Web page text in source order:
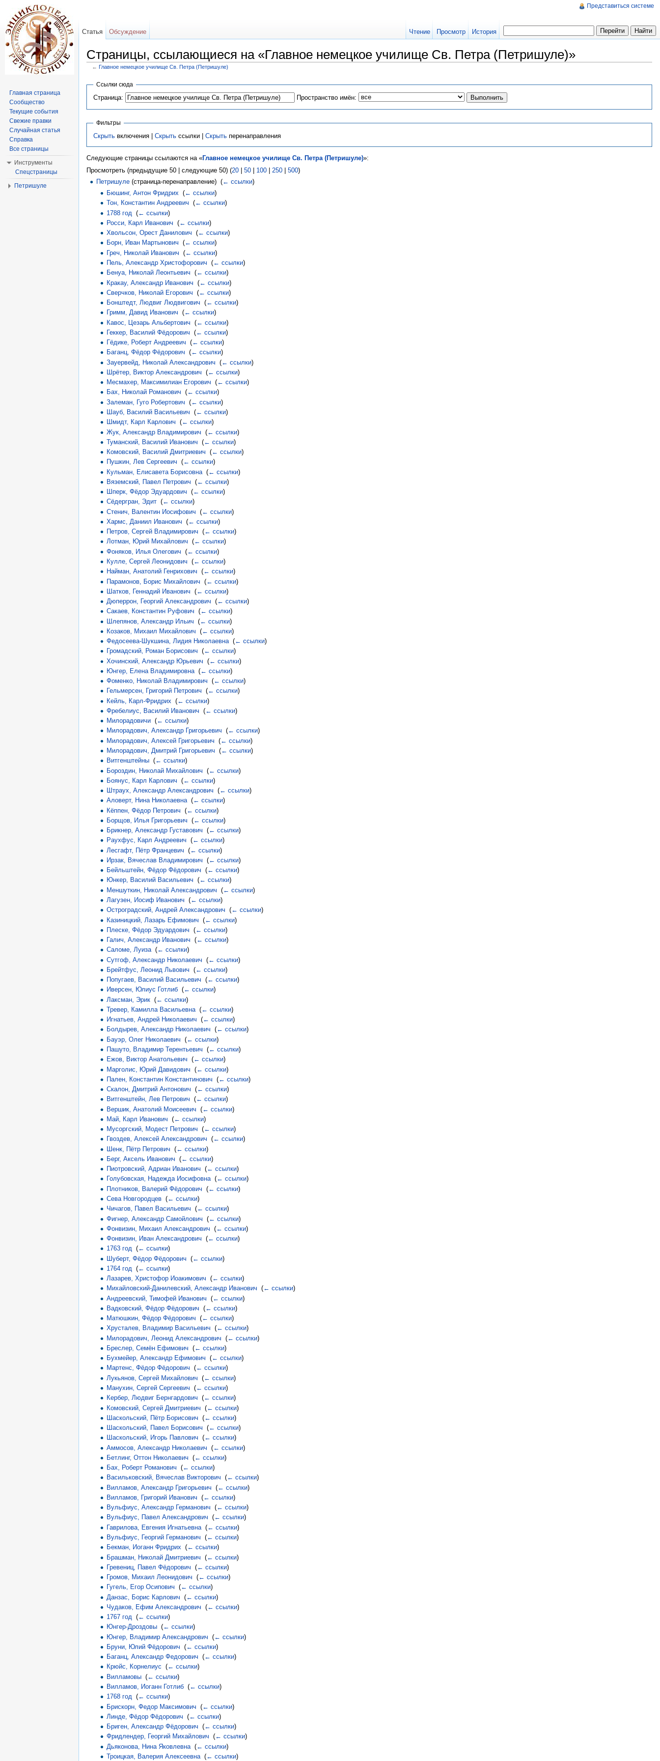
Страницы, ссылающиеся на «Главное немецкое училище Св. Петра (Петришуле)»
← Главное немецкое училище Св. Петра (Петришуле)
Ссылки сюда
Страница: Пространство имён:
Фильтры
Скрытьвключения | Скрытьссылки | Скрытьперенаправления
Следующие страницы ссылаются на «Главное немецкое училище Св. Петра (Петришуле)»:
Просмотреть (предыдущие 50 | следующие 50) (20 50 100 250 500)
Петришуле (страница-перенаправление) ‎(← ссылки)
Бюшинг, Антон Фридрих‎ (← ссылки)
Тон, Константин Андреевич (← ссылки)
1788 год (← ссылки)
Росси, Карл Иванович (← ссылки)
Хвольсон, Орест Данилович (← ссылки)
Борн, Иван Мартынович (← ссылки)
Греч, Николай Иванович (← ссылки)
Пель, Александр Христофорович (← ссылки)
Бенуа, Николай Леонтьевич (← ссылки)
Кракау, Александр Иванович (← ссылки)
Сверчков, Николай Егорович (← ссылки)
Бонштедт, Людвиг Людвигович (← ссылки)
Гримм, Давид Иванович (← ссылки)
Кавос, Цезарь Альбертович (← ссылки)
Геккер, Василий Фёдорович (← ссылки)
Гёдике, Роберт Андреевич (← ссылки)
Баганц, Фёдор Фёдорович (← ссылки)
Зауервейд, Николай Александрович (← ссылки)
Шрётер, Виктор Александрович (← ссылки)
Месмахер, Максимилиан Егорович (← ссылки)
Бах, Николай Романович (← ссылки)
Залеман, Гуго Робертович (← ссылки)
Шауб, Василий Васильевич (← ссылки)
Шмидт, Карл Карлович (← ссылки)
Жук, Александр Владимирович (← ссылки)
Туманский, Василий Иванович (← ссылки)
Комовский, Василий Дмитриевич (← ссылки)
Пушкин, Лев Сергеевич (← ссылки)
Кульман, Елисавета Борисовна‎ (← ссылки)
Вяземский, Павел Петрович (← ссылки)
Шперк, Фёдор Эдуардович (← ссылки)
Сёдергран, Эдит‎ (← ссылки)
Стенич, Валентин Иосифович (← ссылки)
Хармс, Даниил Иванович (← ссылки)
Петров, Сергей Владимирович (← ссылки)
Лотман, Юрий Михайлович (← ссылки)
Фоняков, Илья Олегович (← ссылки)
Кулле, Сергей Леонидович (← ссылки)
Найман, Анатолий Генрихович (← ссылки)
Парамонов, Борис Михайлович (← ссылки)
Шатков, Геннадий Иванович (← ссылки)
Дюперрон, Георгий Александрович (← ссылки)
Сакаев, Константин Руфович (← ссылки)
Шлепянов, Александр Ильич (← ссылки)
Козаков, Михаил Михайлович (← ссылки)
Федосеева-Шукшина, Лидия Николаевна‎ (← ссылки)
Громадский, Роман Борисович (← ссылки)
Хочинский, Александр Юрьевич (← ссылки)
Юнгер, Елена Владимировна‎ (← ссылки)
Фоменко, Николай Владимирович (← ссылки)
Гельмерсен, Григорий Петрович (← ссылки)
Кейль, Карл-Фридрих (← ссылки)
Фребелиус, Василий Иванович (← ссылки)
Милорадовичи‎ (← ссылки)
Милорадович, Александр Григорьевич (← ссылки)
Милорадович, Алексей Григорьевич (← ссылки)
Милорадович, Дмитрий Григорьевич (← ссылки)
Витгенштейны‎ (← ссылки)
Бороздин, Николай Михайлович (← ссылки)
Боянус, Карл Карлович (← ссылки)
Штраух, Александр Александрович (← ссылки)
Аловерт, Нина Николаевна‎ (← ссылки)
Кёппен, Фёдор Петрович (← ссылки)
Борщов, Илья Григорьевич (← ссылки)
Брикнер, Александр Густавович (← ссылки)
Раухфус, Карл Андреевич (← ссылки)
Лесгафт, Пётр Францевич (← ссылки)
Ирзак, Вячеслав Владимирович (← ссылки)
Бейльштейн, Фёдор Фёдорович (← ссылки)
Юнкер, Василий Васильевич (← ссылки)
Меншуткин, Николай Александрович (← ссылки)
Лагузен, Иосиф Иванович (← ссылки)
Остроградский, Андрей Александрович (← ссылки)
Казиницкий, Лазарь Ефимович (← ссылки)
Плеске, Фёдор Эдуардович (← ссылки)
Галич, Александр Иванович (← ссылки)
Саломе, Луиза‎ (← ссылки)
Сутгоф, Александр Николаевич (← ссылки)
Брейтфус, Леонид Львович (← ссылки)
Попугаев, Василий Васильевич (← ссылки)
Иверсен, Юлиус Готлиб‎ (← ссылки)
Лаксман, Эрик‎ (← ссылки)
Тревер, Камилла Васильевна‎ (← ссылки)
Игнатьев, Андрей Николаевич (← ссылки)
Болдырев, Александр Николаевич (← ссылки)
Бауэр, Олег Николаевич (← ссылки)
Пашуто, Владимир Терентьевич (← ссылки)
Ежов, Виктор Анатольевич (← ссылки)
Марголис, Юрий Давидович (← ссылки)
Пален, Константин Константинович (← ссылки)
Скалон, Дмитрий Антонович (← ссылки)
Витгенштейн, Лев Петрович (← ссылки)
Вершик, Анатолий Моисеевич (← ссылки)
Май, Карл Иванович (← ссылки)
Мусоргский, Модест Петрович (← ссылки)
Гвоздев, Алексей Александрович (← ссылки)
Шенк, Пётр Петрович (← ссылки)
Берг, Аксель Иванович (← ссылки)
Пиотровский, Адриан Иванович (← ссылки)
Голубовская, Надежда Иосифовна‎ (← ссылки)
Плотников, Валерий Фёдорович (← ссылки)
Сева Новгородцев‎ (← ссылки)
Чичагов, Павел Васильевич (← ссылки)
Фигнер, Александр Самойлович (← ссылки)
Фонвизин, Михаил Александрович (← ссылки)
Фонвизин, Иван Александрович (← ссылки)
1763 год‎ (← ссылки)
Шуберт, Фёдор Фёдорович (← ссылки)
1764 год (← ссылки)
Лазарев, Христофор Иоакимович (← ссылки)
Михайловский-Данилевский, Александр Иванович (← ссылки)
Андреевский, Тимофей Иванович (← ссылки)
Вадковский, Фёдор Фёдорович (← ссылки)
Матюшкин, Фёдор Фёдорович (← ссылки)
Хрусталев, Владимир Васильевич (← ссылки)
Милорадович, Леонид Александрович (← ссылки)
Бреслер, Семён Ефимович (← ссылки)
Бухмейер, Александр Ефимович (← ссылки)
Мартенс, Фёдор Фёдорович (← ссылки)
Лукьянов, Сергей Михайлович (← ссылки)
Манухин, Сергей Сергеевич (← ссылки)
Кербер, Людвиг Бернгардович (← ссылки)
Комовский, Сергей Дмитриевич (← ссылки)
Шаскольский, Пётр Борисович (← ссылки)
Шаскольский, Павел Борисович (← ссылки)
Шаскольский, Игорь Павлович (← ссылки)
Аммосов, Александр Николаевич (← ссылки)
Бетлинг, Оттон Николаевич (← ссылки)
Бах, Роберт Романович (← ссылки)
Васильковский, Вячеслав Викторович (← ссылки)
Вилламов, Александр Григорьевич (← ссылки)
Вилламов, Григорий Иванович (← ссылки)
Вульфиус, Александр Германович (← ссылки)
Вульфиус, Павел Александрович (← ссылки)
Гаврилова, Евгения Игнатьевна‎ (← ссылки)
Вульфиус, Георгий Германович (← ссылки)
Бекман, Иоганн Фридрих‎ (← ссылки)
Брашман, Николай Дмитриевич (← ссылки)
Гревениц, Павел Фёдорович (← ссылки)
Громов, Михаил Леонидович (← ссылки)
Гугель, Егор Осипович (← ссылки)
Данзас, Борис Карлович (← ссылки)
Чудаков, Ефим Александрович (← ссылки)
1767 год‎ (← ссылки)
Юнгер-Дроздовы‎ (← ссылки)
Юнгер, Владимир Александрович (← ссылки)
Бруни, Юлий Фёдорович (← ссылки)
Баганц, Александр Федорович (← ссылки)
Крюйс, Корнелиус (← ссылки)
Вилламовы‎ (← ссылки)
Вилламов, Иоганн Готлиб‎ (← ссылки)
1768 год‎ (← ссылки)
Брискорн, Федор Максимович (← ссылки)
Линде, Фёдор Фёдорович (← ссылки)
Бриген, Александр Фёдорович (← ссылки)
Фридлендер, Георгий Михайлович (← ссылки)
Дьяконова, Нина Яковлевна‎ (← ссылки)
Троицкая, Валерия Алексеевна‎ (← ссылки)
Представиться системе
Статья Обсуждение Чтение Просмотр История
Главная страница
Сообщество
Текущие события
Свежие правки
Случайная статья
Справка
Все страницы
Инструменты
Спецстраницы
Петришуле